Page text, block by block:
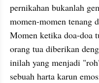
pernikahan bukanlah
momen-momen tenang
Momen ketika doa-doa
orang tua diberikan
inilah yang menjadi
sebuah harta karun